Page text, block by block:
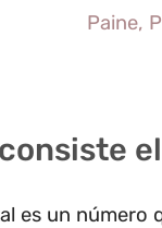
Paine,
es un número